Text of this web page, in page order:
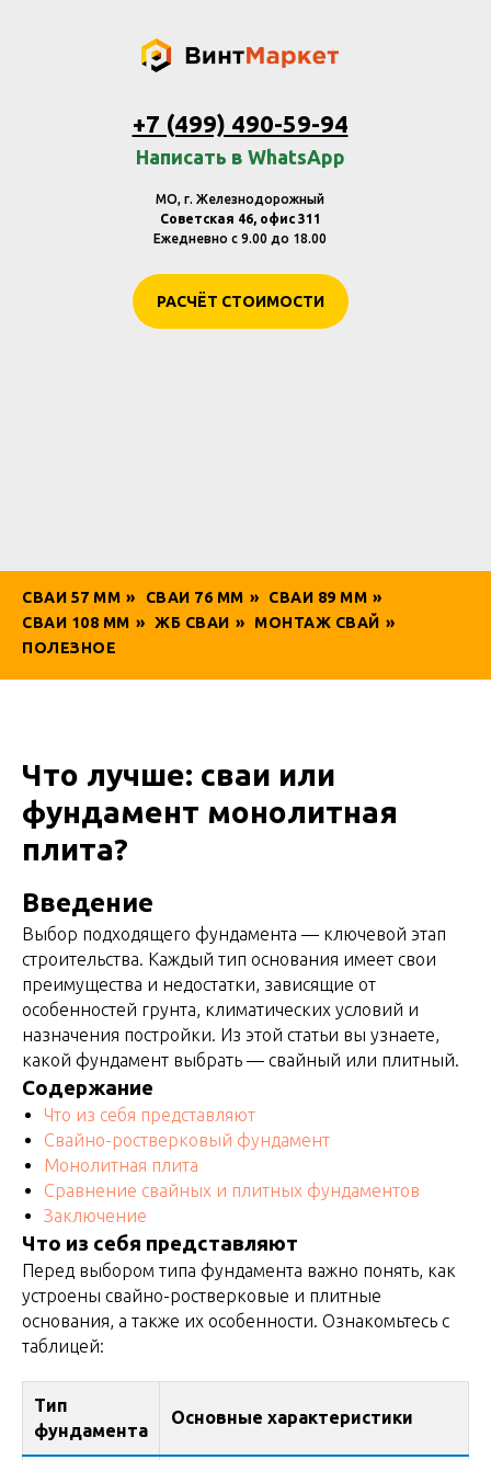
+7 (499) 490-59-94
Написать в WhatsApp
МО, г. Железнодорожный
Советская 46, офис 311
Ежедневно с 9.00 до 18.00
РАСЧЁТ СТОИМОСТИ
СВАИ 57 ММ » СВАИ 76 ММ » СВАИ 89 ММ »
СВАИ 108 ММ » ЖБ СВАИ » МОНТАЖ СВАЙ »
ПОЛЕЗНОЕ
Что лучше: сваи или
фундамент монолитная
плита?
Введение
Выбор подходящего фундамента — ключевой этап
строительства. Каждый тип основания имеет свои
преимущества и недостатки, зависящие от
особенностей грунта, климатических условий и
назначения постройки. Из этой статьи вы узнаете,
какой фундамент выбрать — свайный или плитный.
Содержание
Что из себя представляют
Свайно-ростверковый фундамент
Монолитная плита
Сравнение свайных и плитных фундаментов
Заключение
Что из себя представляют
Перед выбором типа фундамента важно понять, как
устроены свайно-ростверковые и плитные
основания, а также их особенности. Ознакомьтесь с
таблицей:
Тип
фундамента
Основные характеристики